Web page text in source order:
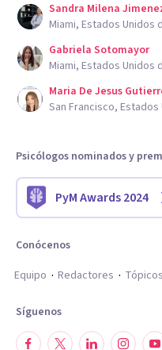
Sandra Milena
Miami, Estados Unidos
Gabriela Sotomayor
Miami, Estados Unidos
Maria De Jesus
San Francisco,
Psicólogos nominados y
PyM Awards 2024
Conócenos
Equipo
Redactores Tópicos
Síguenos